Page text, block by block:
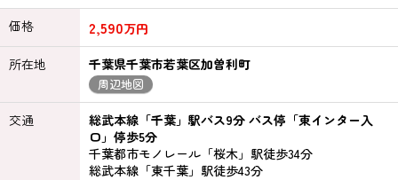
価格 2,590万円
所在地
千葉県千葉市若葉区加曽利町
周辺地図
交通
総武本線「千葉」駅バス9分 バス停「東インター入
口」停歩5分
千葉都市モノレール「桜木」駅徒歩34分
総武本線「東千葉」駅徒歩43分